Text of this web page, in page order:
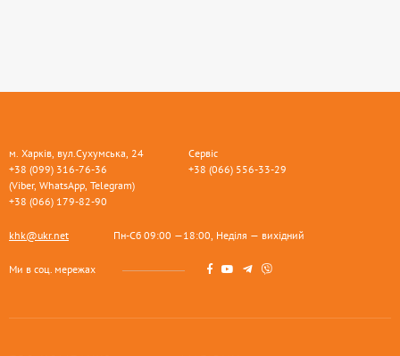
м. Харків, вул.Сухумська, 24
+38 (099) 316-76-36
(Viber, WhatsApp, Telegram)
+38 (066) 179-82-90
Сервіс
+38 (066) 556-33-29
khk@ukr.net Пн-Сб 09:00 —18:00, Неділя — вихідний
Ми в соц. мережах